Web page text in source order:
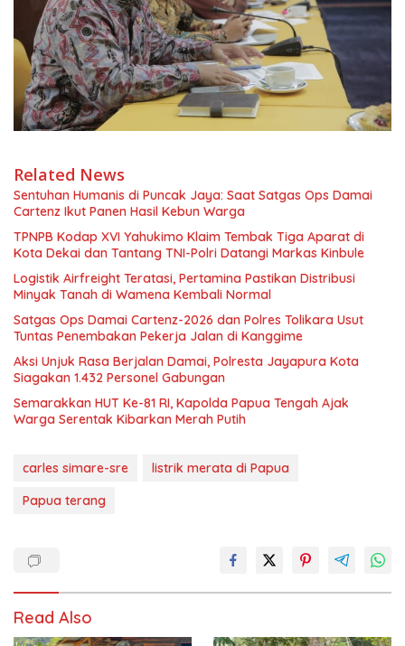
Related News
Sentuhan Humanis di Puncak Jaya: Saat Satgas Ops Damai
Cartenz Ikut Panen Hasil Kebun Warga
TPNPB Kodap XVI Yahukimo Klaim Tembak Tiga Aparat di
Kota Dekai dan Tantang TNI-Polri Datangi Markas Kinbule
Logistik Airfreight Teratasi, Pertamina Pastikan Distribusi
Minyak Tanah di Wamena Kembali Normal
Satgas Ops Damai Cartenz-2026 dan Polres Tolikara Usut
Tuntas Penembakan Pekerja Jalan di Kanggime
Aksi Unjuk Rasa Berjalan Damai, Polresta Jayapura Kota
Siagakan 1.432 Personel Gabungan
Semarakkan HUT Ke-81 RI, Kapolda Papua Tengah Ajak
Warga Serentak Kibarkan Merah Putih
carles simare-sre
listrik merata di Papua
Papua terang
Read Also